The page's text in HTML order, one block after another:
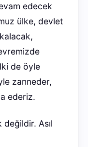
edecek
ülke, devlet
de öyle
zanneder,
ederiz.
değildir. Asıl